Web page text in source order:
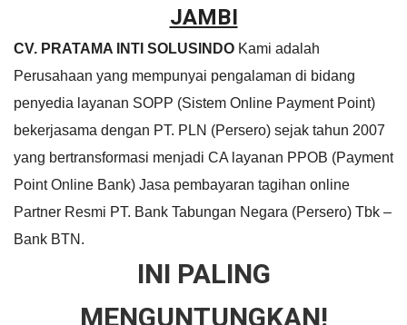
JAMBI
CV. PRATAMA INTI SOLUSINDO Kami adalah
Perusahaan yang mempunyai pengalaman di bidang
penyedia layanan SOPP (Sistem Online Payment Point)
bekerjasama dengan PT. PLN (Persero) sejak tahun 2007
yang bertransformasi menjadi CA layanan PPOB (Payment
Point Online Bank) Jasa pembayaran tagihan online
Partner Resmi PT. Bank Tabungan Negara (Persero) Tbk –
Bank BTN.
INI PALING